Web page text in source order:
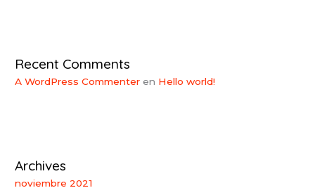
Recent Comments
A WordPress Commenter en Hello world!
Archives
noviembre 2021